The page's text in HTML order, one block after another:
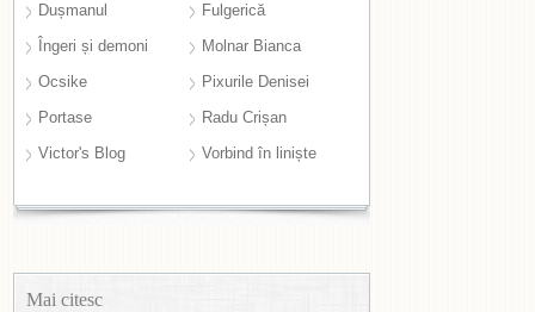
Dușmanul
Fulgerică
Îngeri și demoni
Molnar Bianca
Ocsike
Pixurile Denisei
Portase
Radu Crișan
Victor's Blog
Vorbind în liniște
Mai citesc